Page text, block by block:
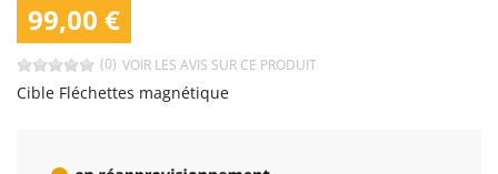
99,00 €
(0) VOIR LES AVIS SUR CE PRODUIT
Cible Fléchettes magnétique